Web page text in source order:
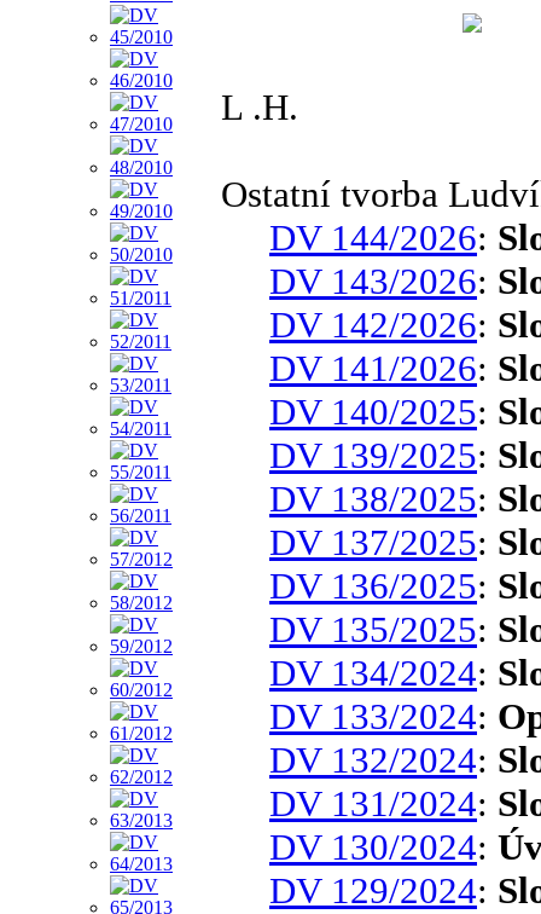
L .H.
Ostatní tvorba
DV 144/2026:
DV 143/2026:
DV 142/2026:
DV 141/2026:
DV 140/2025:
DV 139/2025:
DV 138/2025:
DV 137/2025:
DV 136/2025:
DV 135/2025:
DV 134/2024:
DV 133/2024:
DV 132/2024:
DV 131/2024:
DV 130/2024:
DV 129/2024: